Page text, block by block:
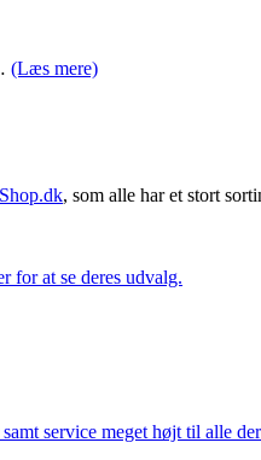
(Læs mere)
, som alle har et stort
for at se deres udvalg.
service meget højt til alle